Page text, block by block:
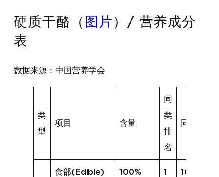
硬质干酪（ 图片 ）/ 营养成分
表
数据来源：中国营养学会
类
型
项目 含量
同
类
排
名
同类均值
食部(Edible) 100% 1 100%